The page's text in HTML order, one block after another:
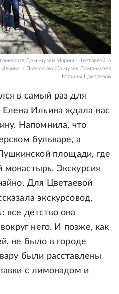
Дом-музей Марины Цветаевой, а
Ильина. / Пресс-служба музея Дома-музея
Марины Цветаевой
в самый раз для
Елена Ильина ждала нас
Напомнила, что
бульваре, а
площади, где
Экскурсия
Для Цветаевой
экскурсовод,
все детство она
него. И позже, как
не было в городе
были расставлены
с лимонадом и